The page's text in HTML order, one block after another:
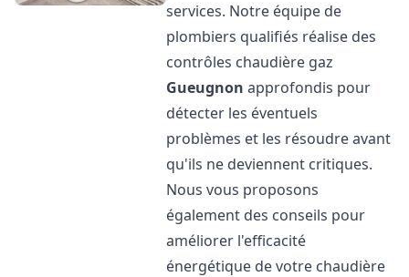
services. Notre équipe de
plombiers qualifiés réalise des
contrôles chaudière gaz
Gueugnon approfondis pour
détecter les éventuels
problèmes et les résoudre avant
qu'ils ne deviennent critiques.
Nous vous proposons
également des conseils pour
améliorer l'efficacité
énergétique de votre chaudière